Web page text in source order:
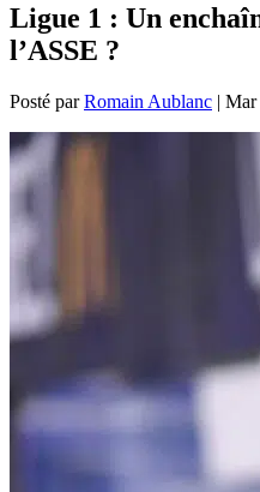
Ligue 1 : Un
l’ASSE ?
Posté parRomain Aublanc | Mar